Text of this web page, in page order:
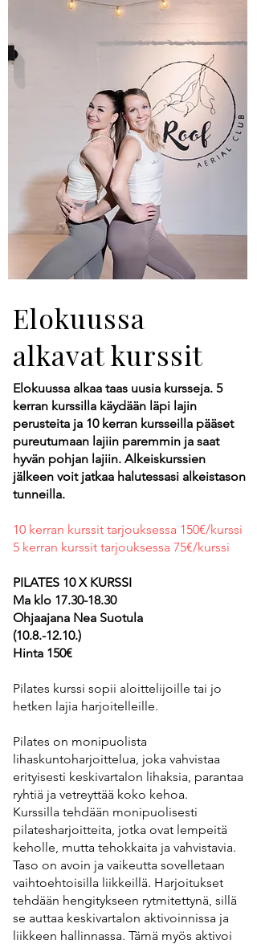
Elokuussa
alkavat kurssit
Elokuussa alkaa taas uusia kursseja. 5
kerran kurssilla käydään läpi lajin
perusteita ja 10 kerran kursseilla pääset
pureutumaan lajiin paremmin ja saat
hyvän pohjan lajiin. Alkeiskurssien
jälkeen voit jatkaa halutessasi alkeistason
tunneilla.
10 kerran kurssit tarjouksessa 150€/kurssi
5 kerran kurssit tarjouksessa 75€/kurssi
PILATES 10 X KURSSI
Ma klo 17.30-18.30
Ohjaajana Nea Suotula
(10.8.-12.10.)
Hinta 150€
Pilates kurssi sopii aloittelijoille tai jo
hetken lajia harjoitelleille.
Pilates on monipuolista
lihaskuntoharjoittelua, joka vahvistaa
erityisesti keskivartalon lihaksia, parantaa
ryhtiä ja vetreyttää koko kehoa.
Kurssilla tehdään monipuolisesti
pilatesharjoitteita, jotka ovat lempeitä
keholle, mutta tehokkaita ja vahvistavia.
Taso on avoin ja vaikeutta sovelletaan
vaihtoehtoisilla liikkeillä. Harjoitukset
tehdään hengitykseen rytmitettynä, sillä
se auttaa keskivartalon aktivoinnissa ja
liikkeen hallinnassa. Tämä myös aktivoi